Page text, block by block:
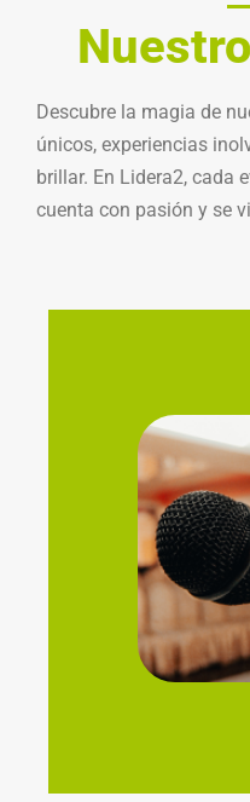
Descubre la magia de
únicos, experiencias
brillar. En Lidera2, cada
cuenta con pasión y se
Organizamos
nivel,
conocimientos